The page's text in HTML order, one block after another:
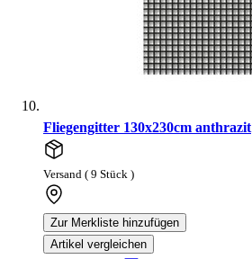
Fliegengitter 130x230cm anthrazit
Versand ( 9 Stück )
Zur Merkliste hinzufügen
Artikel vergleichen